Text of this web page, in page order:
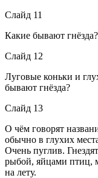
Слайд 11
Какие бывают гнёзда?
Слайд 12
Луговые коньки и
бывают гнёзда?
Слайд 13
О чём говорят
обычно в глухих
Очень пуглив.
рыбой, яйцами птиц,
на лету.